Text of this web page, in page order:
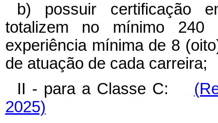
b) possuir certificação
totalizem no mínimo 240
experiência mínima de 8
de atuação de cada carreira;
II - para a Classe C:
2025)